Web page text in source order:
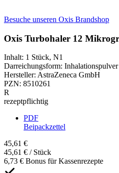
Besuche unseren Oxis Brandshop
Oxis Turbohaler 12
Inhalt: 1 Stück, N1
Darreichungsform: Inhalationspulver
Hersteller: AstraZeneca GmbH
PZN: 8510261
R
rezeptpflichtig
PDF
Beipackzettel
45,61 €
45,61 € / Stück
6,73 € Bonus für Kassenrezepte